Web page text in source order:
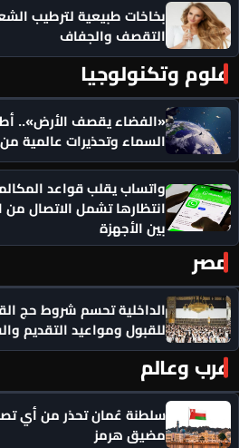
بخاخات طبيعية لترطيب
التقصف والجفاف
علوم وتكنولوجيا
«الفضاء يقصف الأرض»..
السماء وتحذيرات عالمية
انتظارها تشمل الاتصال
بين الأجهزة
مصر
للقبول ومواعيد التقديم
عرب وعالم
سلطنة عُمان تحذر من أي
مضيق هرمز